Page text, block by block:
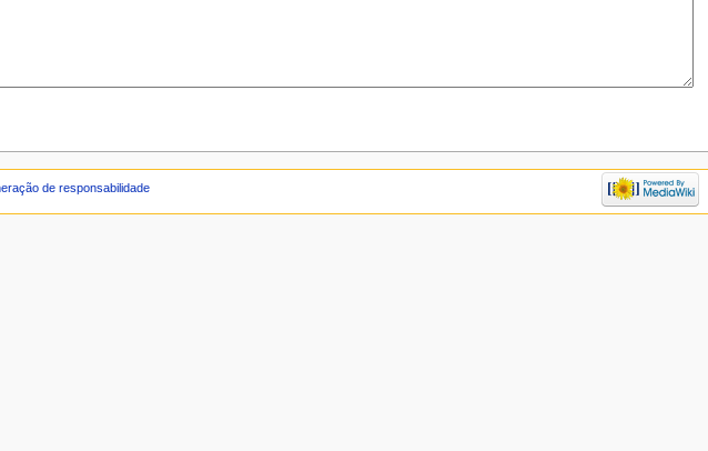
de responsabilidade